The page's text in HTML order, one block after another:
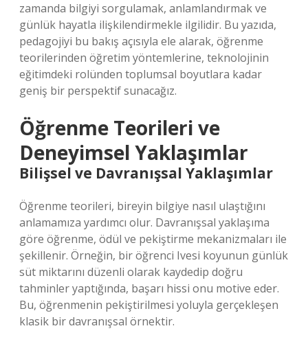
zamanda bilgiyi sorgulamak, anlamlandırmak ve
günlük hayatla ilişkilendirmekle ilgilidir. Bu yazıda,
pedagojiyi bu bakış açısıyla ele alarak, öğrenme
teorilerinden öğretim yöntemlerine, teknolojinin
eğitimdeki rolünden toplumsal boyutlara kadar
geniş bir perspektif sunacağız.
Öğrenme Teorileri ve
Deneyimsel Yaklaşımlar
Bilişsel ve Davranışsal Yaklaşımlar
Öğrenme teorileri, bireyin bilgiye nasıl ulaştığını
anlamamıza yardımcı olur. Davranışsal yaklaşıma
göre öğrenme, ödül ve pekiştirme mekanizmaları ile
şekillenir. Örneğin, bir öğrenci Ivesi koyunun günlük
süt miktarını düzenli olarak kaydedip doğru
tahminler yaptığında, başarı hissi onu motive eder.
Bu, öğrenmenin pekiştirilmesi yoluyla gerçekleşen
klasik bir davranışsal örnektir.